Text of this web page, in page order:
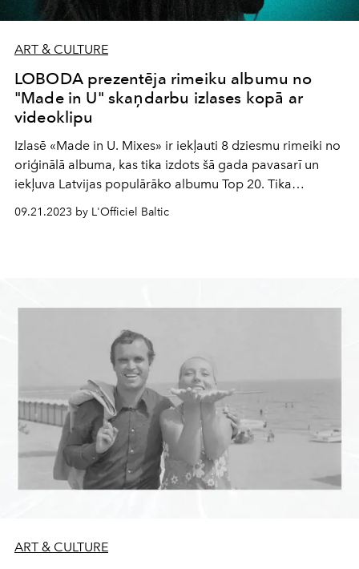
ART & CULTURE
LOBODA prezentēja rimeiku albumu no
"Made in U" skaņdarbu izlases kopā ar
videoklipu
Izlasē «Made in U. Mixes» ir iekļauti 8 dziesmu rimeiki no
oriģinālā albuma, kas tika izdots šā gada pavasarī un
iekļuva Latvijas populārāko albumu Top 20. Tika
pievienots arī bonusa remikss jauniznākušajam hitam
“SPOGADY”. Kopā ar albumu dziedātāja prezentēja
09.21.2023 by L'Officiel Baltic
ART & CULTURE